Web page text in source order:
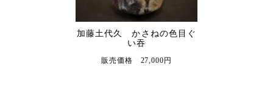
加藤土代久 かさねの色目ぐ
い吞
販売価格 27,000円